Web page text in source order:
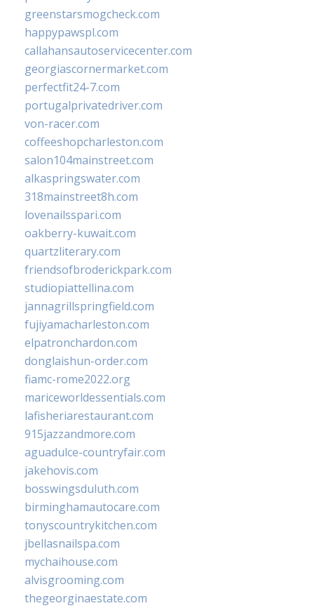
greenstarsmogcheck.com
happypawspl.com
callahansautoservicecenter.com
georgiascornermarket.com
perfectfit24-7.com
portugalprivatedriver.com
von-racer.com
coffeeshopcharleston.com
salon104mainstreet.com
alkaspringswater.com
318mainstreet8h.com
lovenailsspari.com
oakberry-kuwait.com
quartzliterary.com
friendsofbroderickpark.com
studiopiattellina.com
jannagrillspringfield.com
fujiyamacharleston.com
elpatronchardon.com
donglaishun-order.com
fiamc-rome2022.org
mariceworldessentials.com
lafisheriarestaurant.com
915jazzandmore.com
aguadulce-countryfair.com
jakehovis.com
bosswingsduluth.com
birminghamautocare.com
tonyscountrykitchen.com
jbellasnailspa.com
mychaihouse.com
alvisgrooming.com
thegeorginaestate.com